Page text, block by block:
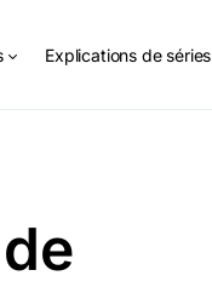
Explications de séries